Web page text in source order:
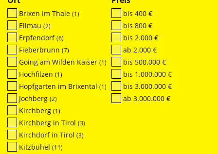
Brixen im Thale (1)
Ellmau (2)
Erpfendorf(6)
Fieberbrunn (7)
Going am Wilden Kaiser (1)
Hochfilzen (1)
Hopfgarten im Brixental (1)
Jochberg (2)
Kirchberg (1)
Kirchberg in Tirol (3)
Kirchdorf in Tirol (3)
Kitzbühel (11)
bis 400 €
bis 800 €
bis 2.000 €
ab 2.000 €
bis 500.000 €
bis 1.000.000 €
bis 3.000.000 €
ab 3.000.000 €